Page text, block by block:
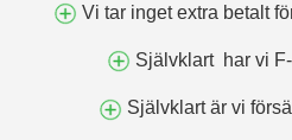
Vi tar inget extra betalt
Självklart har vi
Självklart är vi